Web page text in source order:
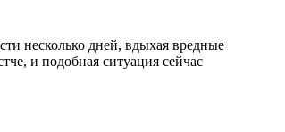
несколько дней, вдыхая вредные
и подобная ситуация сейчас